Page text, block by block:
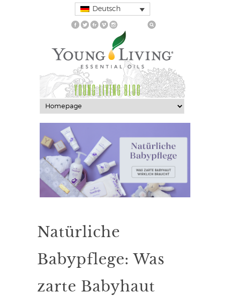
Deutsch
YOUNG LIVING BLOG
Natürliche
Babypflege: Was
zarte Babyhaut